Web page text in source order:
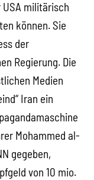
USA militärisch
können. Sie
der
Regierung. Die
Medien
Iran ein
Mohammed al-
gegeben,
von 10 mio.